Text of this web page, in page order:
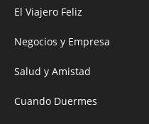
El Viajero Feliz
Negocios y Empresa
Salud y Amistad
Cuando Duermes